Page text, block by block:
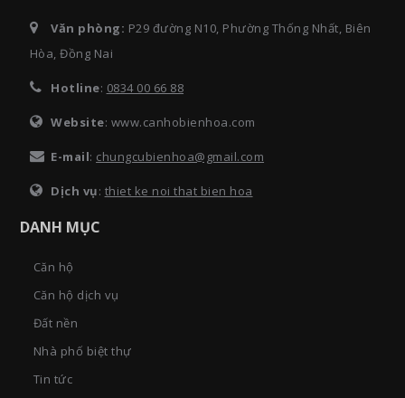
Văn phòng: P29 đường N10, Phường Thống Nhất, Biên
Hòa, Đồng Nai
Hotline: 0834 00 66 88
Website: www.canhobienhoa.com
E-mail: chungcubienhoa@gmail.com
Dịch vụ: thiet ke noi that bien hoa
DANH MỤC
Căn hộ
Căn hộ dịch vụ
Đất nền
Nhà phố biệt thự
Tin tức